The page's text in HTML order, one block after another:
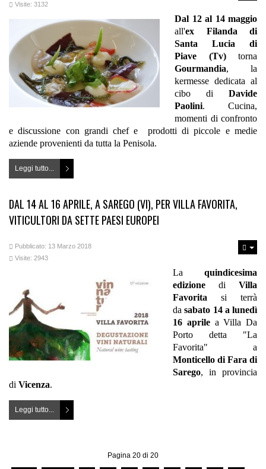
Visite: 3132
Dal 12 al 14 maggio
all'ex Filanda di
Santa Lucia di
Piave
(Tv)torna
Gourmandia, la
kermesse dedicata al
cibo di Davide
Paolini. Cucina,
momenti di confronto
e discussione con grandi chef e prodotti di piccole e medie
aziende provenienti da tutta la Penisola.
Leggi tutto...
DAL 14 AL 16 APRILE, A SAREGO (VI), PER VILLA FAVORITA,
VITICULTORI DA SETTE PAESI EUROPEI
Pubblicato: 13 Marzo 2018
Visite: 2943
La quindicesima
edizione di Villa
Favorita si terrà
dasabato 14 a lunedì
16 aprilea Villa Da
Porto detta "La
Favorita" a
Monticello di Fara di
Sarego, in provincia
di Vicenza.
Leggi tutto...
Pagina 20 di 20